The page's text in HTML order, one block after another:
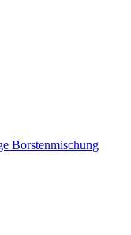
Borstenmischung